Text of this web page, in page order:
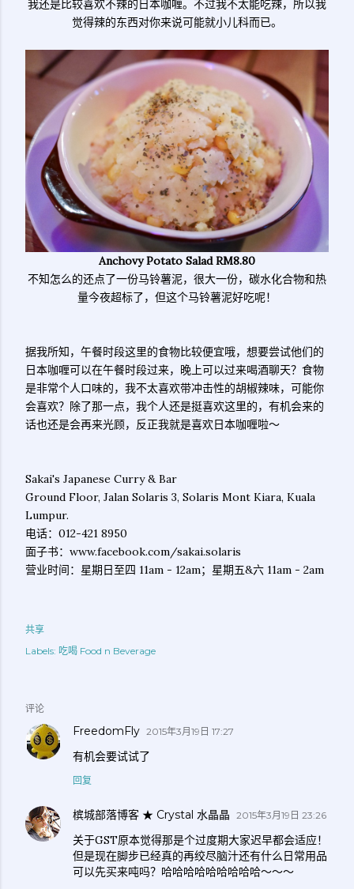
我还是比较喜欢不辣的日本咖喱。不过我不太能吃辣，所以我
觉得辣的东西对你来说可能就小儿科而已。
Anchovy Potato Salad RM8.80
不知怎么的还点了一份马铃薯泥，很大一份，碳水化合物和热
量今夜超标了，但这个马铃薯泥好吃呢！
据我所知，午餐时段这里的食物比较便宜哦，想要尝试他们的
日本咖喱可以在午餐时段过来，晚上可以过来喝酒聊天？食物
是非常个人口味的，我不太喜欢带冲击性的胡椒辣味，可能你
会喜欢？除了那一点，我个人还是挺喜欢这里的，有机会来的
话也还是会再来光顾，反正我就是喜欢日本咖喱啦～
Sakai's Japanese Curry & Bar
Ground Floor, Jalan Solaris 3, Solaris Mont Kiara, Kuala
Lumpur.
电话：012-421 8950
面子书：www.facebook.com/sakai.solaris
营业时间：星期日至四 11am - 12am；星期五&六 11am - 2am
共享
Labels: 吃喝 Food n Beverage
评论
FreedomFly 2015年3月19日 17:27
有机会要试试了
回复
槟城部落博客 ★ Crystal 水晶晶 2015年3月19日 23:26
关于GST原本觉得那是个过度期大家迟早都会适应！
但是现在脚步已经真的再绞尽脑汁还有什么日常用品
可以先买来吨吗？哈哈哈哈哈哈哈哈哈～～～